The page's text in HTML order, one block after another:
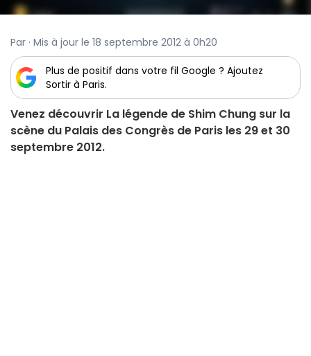
Par · Mis à jour le 18 septembre 2012 à 0h20
Plus de positif dans votre fil Google ? Ajoutez
Sortir à Paris.
Venez découvrir La légende de Shim Chung sur la
scène du Palais des Congrès de Paris les 29 et 30
septembre 2012.